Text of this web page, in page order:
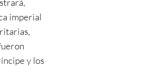
imperial
y los